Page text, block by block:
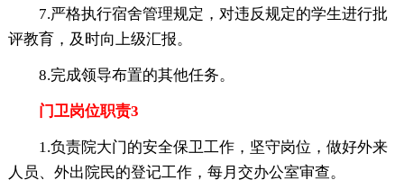
7.严格执行宿舍管理规定，对违反规定的学生进行批
评教育，及时向上级汇报。
8.完成领导布置的其他任务。
门卫岗位职责3
1.负责院大门的安全保卫工作，坚守岗位，做好外来
人员、外出院民的登记工作，每月交办公室审查。